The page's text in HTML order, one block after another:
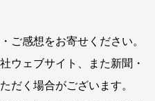
ご感想をお寄せください。
ウェブサイト、また新聞・
だく場合がございます。